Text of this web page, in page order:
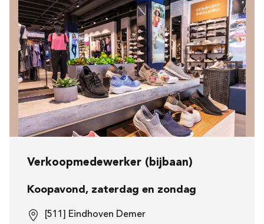
Verkoopmedewerker (bijbaan)
Koopavond, zaterdag en zondag
[511] Eindhoven Demer